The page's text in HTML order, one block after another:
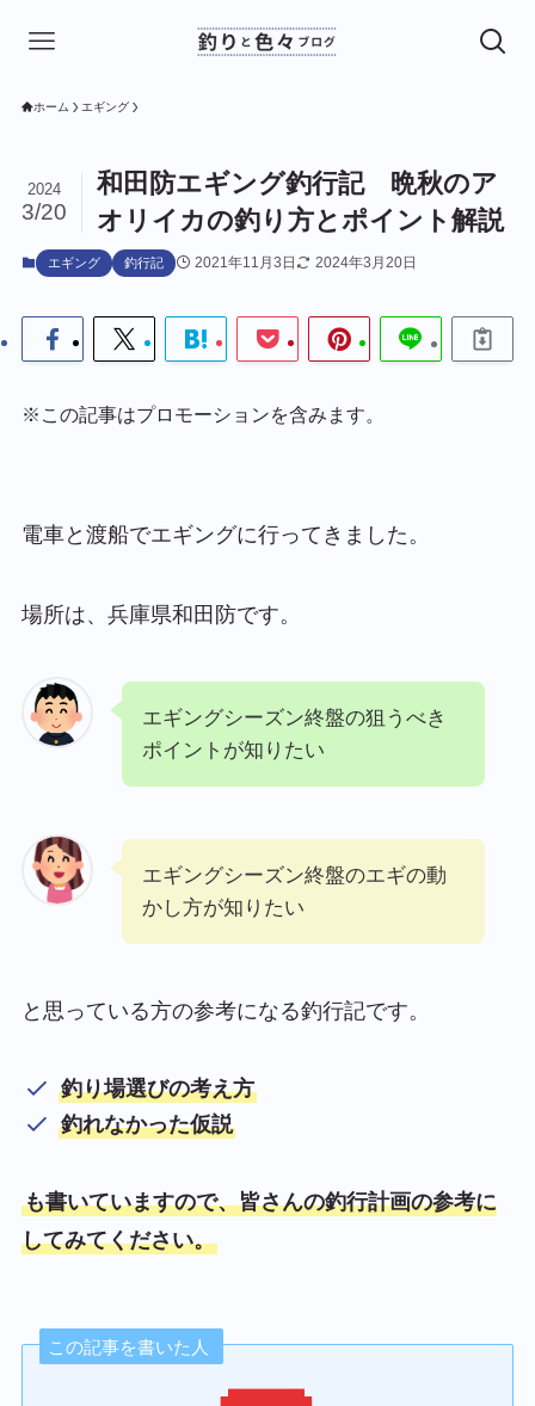
ホーム エギング
和田防エギング釣行記 晩秋のア
オリイカの釣り方とポイント解説
2024
3/20
エギング 釣行記 2021年11月3日 2024年3月20日
※この記事はプロモーションを含みます。
電車と渡船でエギングに行ってきました。
場所は、兵庫県和田防です。
エギングシーズン終盤の狙うべき
ポイントが知りたい
エギングシーズン終盤のエギの動
かし方が知りたい
と思っている方の参考になる釣行記です。
釣り場選びの考え方
釣れなかった仮説
も書いていますので、皆さんの釣行計画の参考に
してみてください。
この記事を書いた人